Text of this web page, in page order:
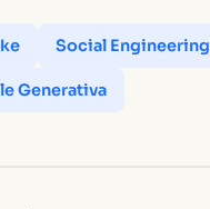
Social Engineering
Generativa